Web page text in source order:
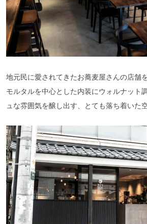
地元民に愛されてきたお蕎麦屋さんの店舗
モルタルを中心とした内装にウォルナット
ュな雰囲気を醸し出す、とても落ち着いた